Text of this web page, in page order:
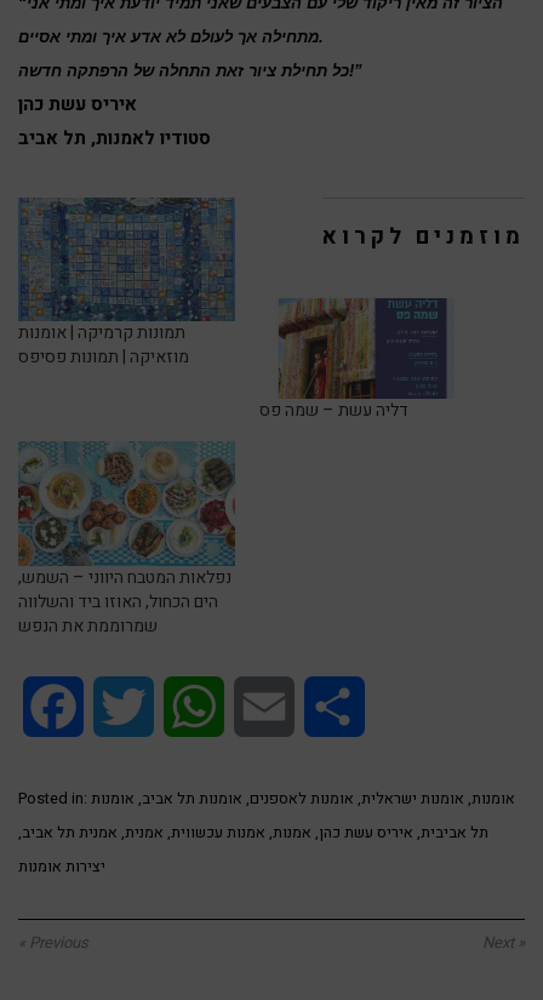
מתחילה אך לעולם לא אדע איך ומתי אסיים.
כל תחילת ציור זאת התחלה של הרפתקה חדשה!”
איריס עשת כהן
סטודיו לאמנות, תל אביב
מוזמנים לקרוא
תמונות קרמיקה | אומנות
מוזאיקה | תמונות פסיפס
דליה עשת – שמה פס
נפלאות המטבח היווני – השמש,
הים הכחול, האוזו ביד והשלווה
שמרוממת את הנפש
Facebook Twitter WhatsApp Email
Posted in: אומנות, אומנות ישראלית, אומנות לאספנים, אומנות תל אביב, אומנות
תל אביבית, איריס עשת כהן, אמנות, אמנות עכשווית, אמנית, אמנית תל אביב,
יצירות אומנות
« Previous Next »